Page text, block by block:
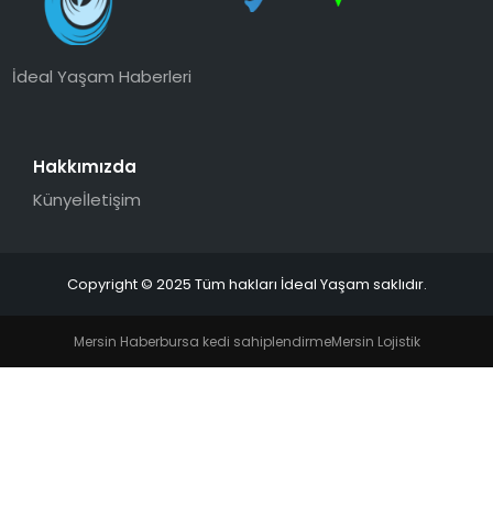
İdeal Yaşam Haberleri
Hakkımızda
Künyeİletişim
Copyright © 2025 Tüm hakları İdeal Yaşam saklıdır.
Mersin Haberbursa kedi sahiplendirmeMersin Lojistik